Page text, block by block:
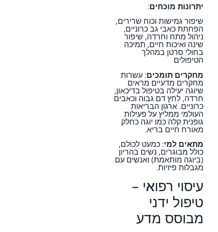
יתרונות מוכחים:
שיפור גמישות וכוח שרירים,
הפחתת כאבי גב כרוניים,
ניהול מתח וחרדה, שיפור
שינה ואיכות חיים, תמיכה
בחולי סרטן במהלך
הטיפולים
מחקרים תומכים: עשרות
מחקרים מדעיים מראים
שיוגה יעילה בטיפול בדיכאון,
חרדה, לחץ דם גבוה וכאבים
כרוניים. ארגון הבריאות
העולמי ממליץ על פעילות
גופנית קלה כמו יוגה כחלק
מאורח חיים בריא.
מתאים למי: כמעט לכולם,
כולל מבוגרים, נשים בהריון
(ביוגה מותאמת) ואנשים עם
מגבלות פיזיות.
עיסוי רפואי –
טיפול ידני
מבוסס מדע